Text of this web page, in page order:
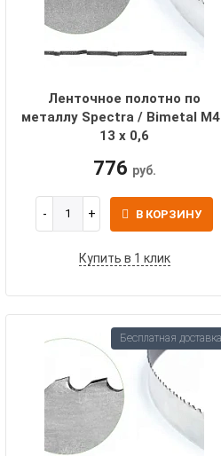
Ленточное полотно по
металлу Spectra / Bimetal
13 х 0,6
776 руб.
В КОРЗИНУ
Купить в 1 клик
Бесплатная доставка